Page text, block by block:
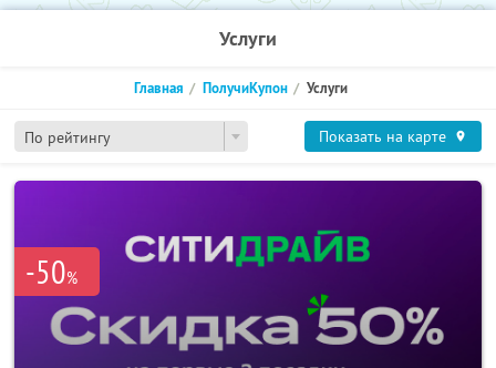
Услуги
По рейтингу
Главная ПолучиКупон Услуги
Показать на карте
-50%